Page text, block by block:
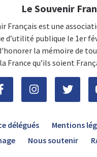
Le Souvenir
Français est une
d’utilité publique le 1er
la mémoire de
France qu’ils soient
délégués Mentions
Nous soutenir